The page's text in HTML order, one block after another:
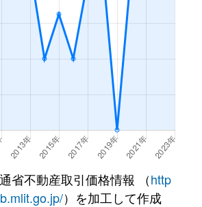
省不動産取引価格情報 （http
）を加工して作成